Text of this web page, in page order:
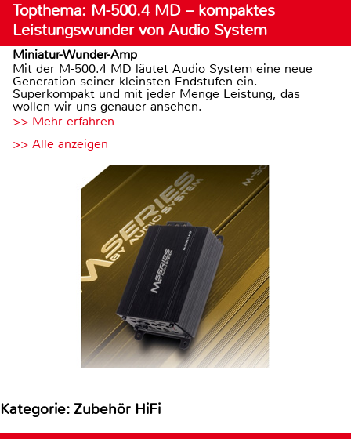
Topthema: M-500.4 MD – kompaktes
Leistungswunder von Audio System
Miniatur-Wunder-Amp
Mit der M-500.4 MD läutet Audio System eine neue
Generation seiner kleinsten Endstufen ein.
Superkompakt und mit jeder Menge Leistung, das
wollen wir uns genauer ansehen.
>> Mehr erfahren
>> Alle anzeigen
Kategorie: Zubehör HiFi